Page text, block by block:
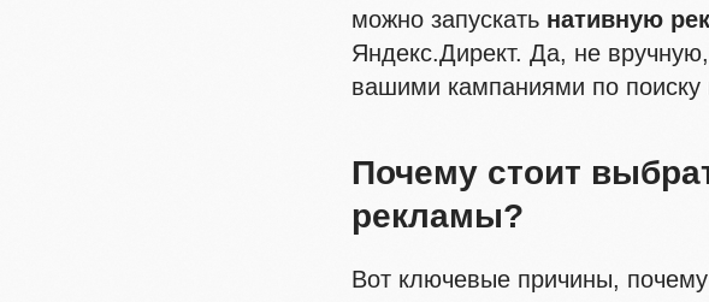
можно запускать нативную
Яндекс.Директ. Да, не
вашими кампаниями по
Почему стоит
рекламы?
Вот ключевые причины,